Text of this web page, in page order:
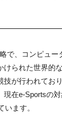
で、コンピュー
られた世界的
技が行われてお
在e-Sportsの
ます。